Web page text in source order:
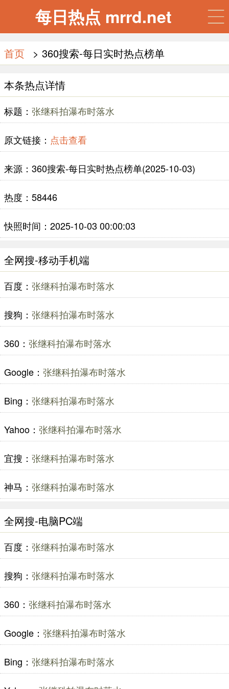
每日热点 mrrd.net
首页 > 360搜索-每日实时热点榜单
本条热点详情
标题： 张继科拍瀑布时落水
原文链接： 点击查看
来源：360搜索-每日实时热点榜单(2025-10-03)
热度：58446
快照时间：2025-10-03 00:00:03
全网搜-移动手机端
百度： 张继科拍瀑布时落水
搜狗： 张继科拍瀑布时落水
360： 张继科拍瀑布时落水
Google： 张继科拍瀑布时落水
Bing： 张继科拍瀑布时落水
Yahoo： 张继科拍瀑布时落水
宜搜： 张继科拍瀑布时落水
神马： 张继科拍瀑布时落水
全网搜-电脑PC端
百度： 张继科拍瀑布时落水
搜狗： 张继科拍瀑布时落水
360： 张继科拍瀑布时落水
Google： 张继科拍瀑布时落水
Bing： 张继科拍瀑布时落水